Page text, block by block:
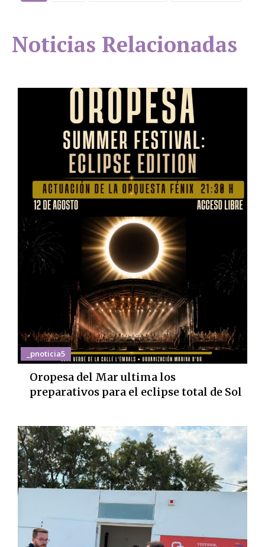
Noticias Relacionadas
_pnoticia5
Oropesa del Mar ultima los
preparativos para el eclipse total de Sol